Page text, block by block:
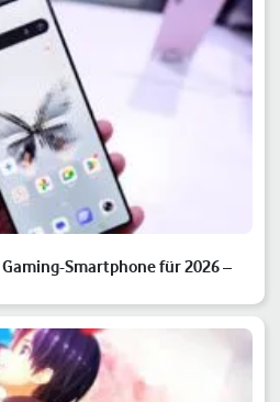
Gaming-Smartphone für 2026 –